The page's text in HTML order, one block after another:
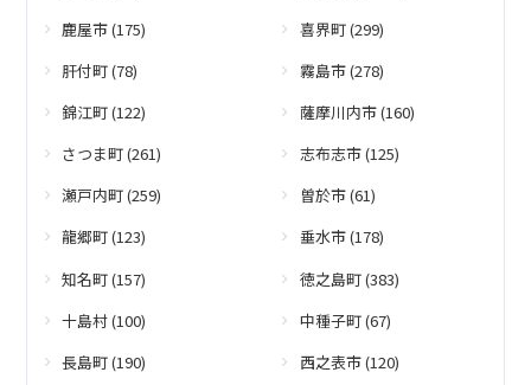
鹿屋市 (175)
喜界町 (299)
肝付町 (78)
霧島市 (278)
錦江町 (122)
薩摩川内市 (160)
さつま町 (261)
志布志市 (125)
瀬戸内町 (259)
曽於市 (61)
龍郷町 (123)
垂水市 (178)
知名町 (157)
徳之島町 (383)
十島村 (100)
中種子町 (67)
長島町 (190)
西之表市 (120)